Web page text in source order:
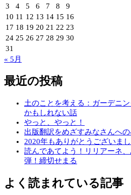
3
4 5 6 7 8
9
10 11 12 13 14 15 16
17 18 19 20 21 22 23
24 25 26 27 28 29 30
31
« 5月
最近の投稿
土のことを考える：ガーデニ
かもしれない話
やっと、やっと！
出版翻訳をめざすみなさんへ
2020年もありがとうございま
読んであてよう！リリアーネ
弾！締切せまる
よく読まれている記事